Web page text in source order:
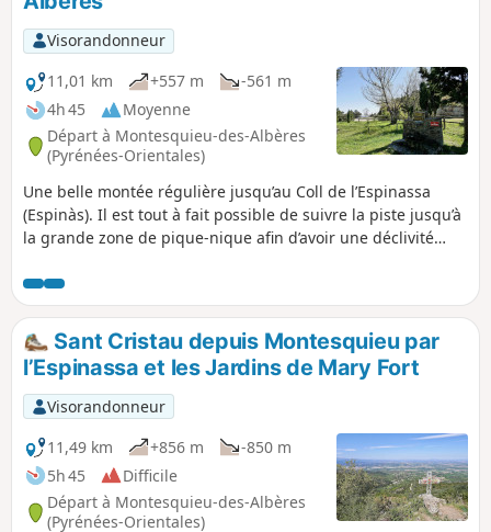
Visorandonneur
11,01 km
+557 m
-561 m
4h 45
Moyenne
Départ à Montesquieu-des-Albères
(Pyrénées-Orientales)
Une belle montée régulière jusqu’au Coll de l’Espinassa
(Espinàs). Il est tout à fait possible de suivre la piste jusqu’à
la grande zone de pique-nique afin d’avoir une déclivité
jusqu’au col (10). Ensuite une descente avec une déclivité
négative très importante jusqu’à la zone de pique-nique
passée à l’aller (6). Et un joli retour au village.Lors la
randonnée, protégée de la tramontane, des points de vue
sur la plaine du Roussillon, les Aspres, le Canigou. La trace
gpx est nécessaire sur ce circuit au vu des chemins
empruntés qui ne sont pas forcément entretenus.Possibilité
de faire cette randonnée, en sens inverse, depuis la
fontaine de Trois Vents (6), de façon à avoir un retour moins
pentu par la piste. Le but de la randonnée est d'aller
jusqu'au Coll de l'Espinàs (10), le retour peut se faire par le
Sant Cristau depuis Montesquieu par
l’Espinassa et les Jardins de Mary Fort
Visorandonneur
11,49 km
+856 m
-850 m
5h 45
Difficile
Départ à Montesquieu-des-Albères
(Pyrénées-Orientales)